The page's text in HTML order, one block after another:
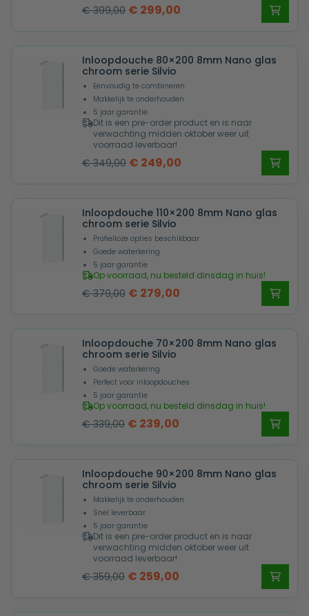
€399,00 Oorspronkelijke
was:
€ 399,00.
€ 299,00
is:
€ 299,00.
Inloopdouche 80×200 8mm Nano glas
chroom serie Silvio
Eenvoudig te combineren
Makkelijk te onderhouden
5 jaar garantie
Dit is een pre-order product en is naar
verwachting midden oktober weer uit
voorraad leverbaar!
€349,00 Oorspronkelijke
was:
€ 349,00.
€ 249,00
is:
€ 249,00.
Inloopdouche 110×200 8mm Nano glas
chroom serie Silvio
Profielloze opties beschikbaar
Goede waterkering
5 jaar garantie
Op voorraad, nu besteld dinsdag in huis!
€379,00 Oorspronkelijke
was:
€ 379,00.
€ 279,00
is:
€ 279,00.
Inloopdouche 70×200 8mm Nano glas
chroom serie Silvio
Goede waterkering
Perfect voor inloopdouches
5 jaar garantie
Op voorraad, nu besteld dinsdag in huis!
€339,00 Oorspronkelijke
was:
€ 339,00.
€ 239,00
is:
€ 239,00.
Inloopdouche 90×200 8mm Nano glas
chroom serie Silvio
Makkelijk te onderhouden
Snel leverbaar
5 jaar garantie
Dit is een pre-order product en is naar
verwachting midden oktober weer uit
voorraad leverbaar!
€359,00 Oorspronkelijke
was:
€ 259,00
is: